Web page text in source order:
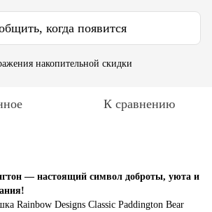
когда появится
накопительной скидки
К сравнению
— настоящий символ доброты, уюта и
Rainbow Designs Classic Paddington Bear